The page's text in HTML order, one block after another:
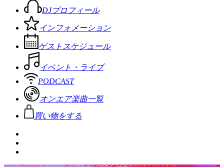
DJプロフィール
インフォメーション
ゲストスケジュール
イベント・ライブ
PODCAST
オンエア楽曲一覧
買い物をする